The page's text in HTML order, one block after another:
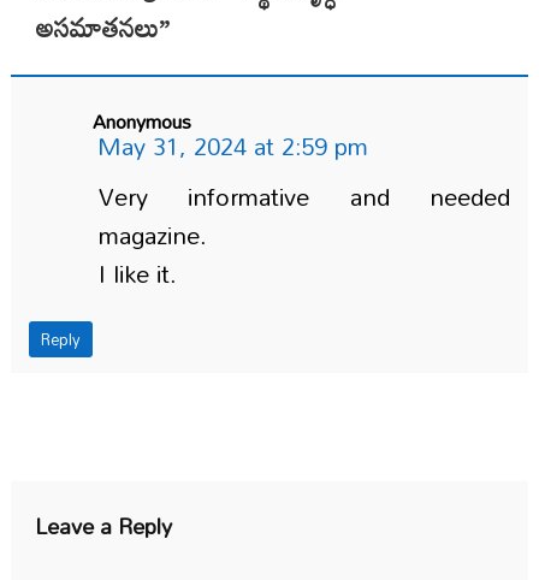
అసమాతనలు”
Anonymous
May 31, 2024 at 2:59 pm
Very informative and needed
magazine.
I like it.
Reply
Leave a Reply